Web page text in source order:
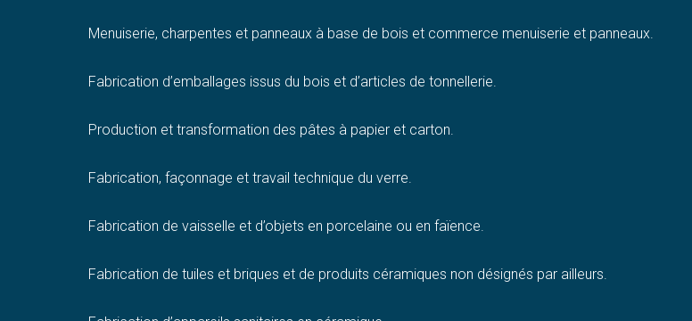
Menuiserie, charpentes et panneaux à base de bois et commerce menuiserie et panneaux.
Fabrication d’emballages issus du bois et d’articles de tonnellerie.
Production et transformation des pâtes à papier et carton.
Fabrication, façonnage et travail technique du verre.
Fabrication de vaisselle et d’objets en porcelaine ou en faïence.
Fabrication de tuiles et briques et de produits céramiques non désignés par ailleurs.